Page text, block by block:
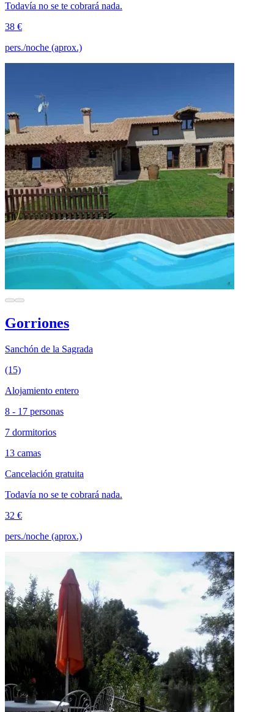
Todavía no se te cobrará nada.
38 €
pers./noche (aprox.)
Gorriones
Sanchón de la Sagrada
(15)
Alojamiento entero
8 - 17 personas
7 dormitorios
13 camas
Cancelación gratuita
Todavía no se te cobrará nada.
32 €
pers./noche (aprox.)